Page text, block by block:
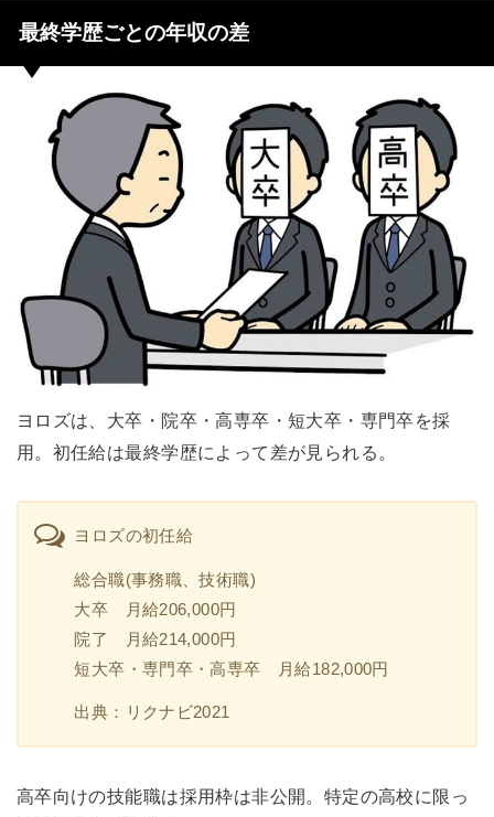
最終学歴ごとの年収の差
ヨロズは、大卒・院卒・高専卒・短大卒・専門卒を採
用。初任給は最終学歴によって差が見られる。
ヨロズの初任給
総合職(事務職、技術職)
大卒 月給206,000円
院了 月給214,000円
短大卒・専門卒・高専卒 月給182,000円
出典：リクナビ2021
高卒向けの技能職は採用枠は非公開。特定の高校に限っ